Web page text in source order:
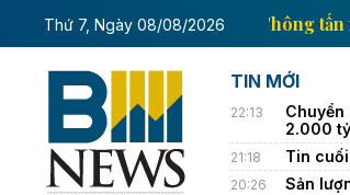
Thứ 7, Ngày 08/08/2026
Trang thông tin kinh tế
TIN MỚI
22:13
2.000
21:18 Tin
20:26 Sản